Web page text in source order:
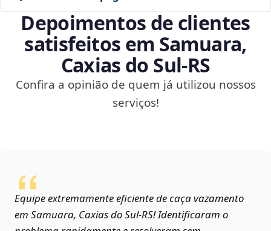
Depoimentos de clientes
satisfeitos em Samuara,
Caxias do Sul‑RS
Confira a opinião de quem já utilizou nossos
serviços!
Equipe extremamente eficiente de caça vazamento
em Samuara, Caxias do Sul‑RS! Identificaram o